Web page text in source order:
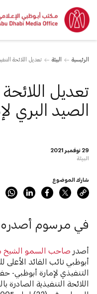
الرئيسية البيئة تعديل اللائحة
29 نوفمبر 2021
البيئة
تعديل اللائحة
الصيد البري
في مرسوم
شارك الموضوع
أصدر صاحب السمو الشيخ
أبوظبي نائب القائد
التنفيذي لإمارة أبوظبي-